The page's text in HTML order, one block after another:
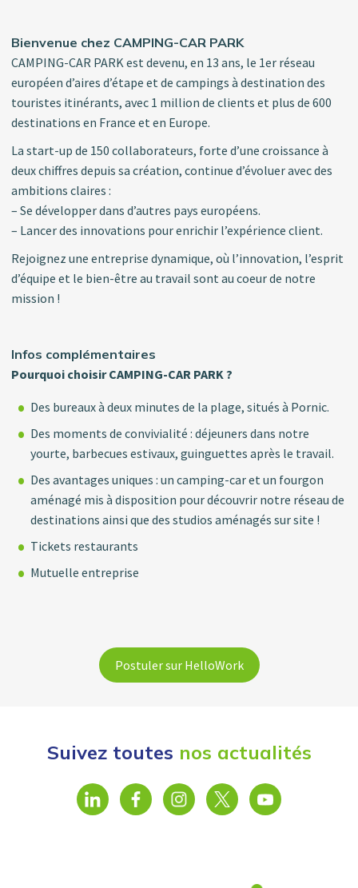
Bienvenue chez CAMPING-CAR PARK
CAMPING-CAR PARK est devenu, en 13 ans, le 1er réseau
européen d’aires d’étape et de campings à destination des
touristes itinérants, avec 1 million de clients et plus de 600
destinations en France et en Europe.
La start-up de 150 collaborateurs, forte d’une croissance à
deux chiffres depuis sa création, continue d’évoluer avec des
ambitions claires :
– Se développer dans d’autres pays européens.
– Lancer des innovations pour enrichir l’expérience client.
Rejoignez une entreprise dynamique, où l’innovation, l’esprit
d’équipe et le bien-être au travail sont au coeur de notre
mission !
Infos complémentaires
Pourquoi choisir CAMPING-CAR PARK ?
Des bureaux à deux minutes de la plage, situés à Pornic.
Des moments de convivialité : déjeuners dans notre
yourte, barbecues estivaux, guinguettes après le travail.
Des avantages uniques : un camping-car et un fourgon
aménagé mis à disposition pour découvrir notre réseau de
destinations ainsi que des studios aménagés sur site !
Tickets restaurants
Mutuelle entreprise
Postuler sur HelloWork
Suivez toutes nos actualités